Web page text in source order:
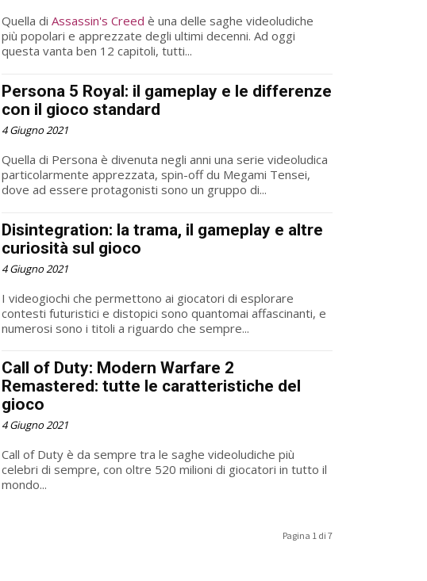
Quella diAssassin's Creed è una delle saghe videoludiche
più popolari e apprezzate degli ultimi decenni. Ad oggi
questa vanta ben 12 capitoli, tutti...
Persona 5 Royal: il gameplay e le differenze
con il gioco standard
4 Giugno 2021
Quella di Persona è divenuta negli anni una serie videoludica
particolarmente apprezzata, spin-off du Megami Tensei,
dove ad essere protagonisti sono un gruppo di...
Disintegration: la trama, il gameplay e altre
curiosità sul gioco
4 Giugno 2021
I videogiochi che permettono ai giocatori di esplorare
contesti futuristici e distopici sono quantomai affascinanti, e
numerosi sono i titoli a riguardo che sempre...
Call of Duty: Modern Warfare 2
Remastered: tutte le caratteristiche del
gioco
4 Giugno 2021
Call of Duty è da sempre tra le saghe videoludiche più
celebri di sempre, con oltre 520 milioni di giocatori in tutto il
mondo...
Pagina 1 di 7